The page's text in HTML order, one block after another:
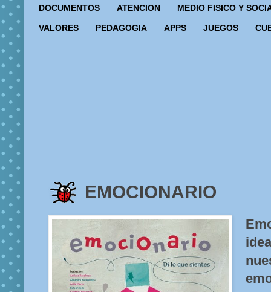
DOCUMENTOS ATENCION MEDIO FISICO Y
VALORES PEDAGOGIA APPS JUEGOS
EMOCIONARIO